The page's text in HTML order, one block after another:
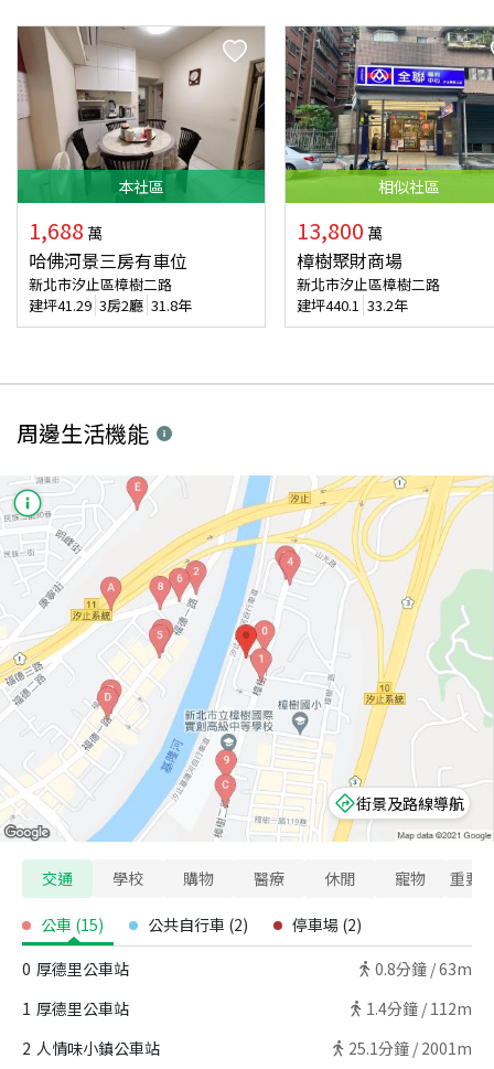
本社區
1,688 萬
哈佛河景三房有車位
新北市汐止區樟樹二路
建坪41.29 3房2廳 31.8年
相似社區
13,800 萬
樟樹聚財商場
新北市汐止區樟樹二路
建坪440.1 33.2年
周邊生活機能
街景及路線導航
交通 學校 購物 醫療 休閒 寵物 重要
公車 (15) 公共自行車 (2) 停車場 (2)
0 厚德里公車站 0.8分鐘 /63m
1 厚德里公車站 1.4分鐘 / 112m
2 人情味小鎮公車站 25.1分鐘 / 2001m